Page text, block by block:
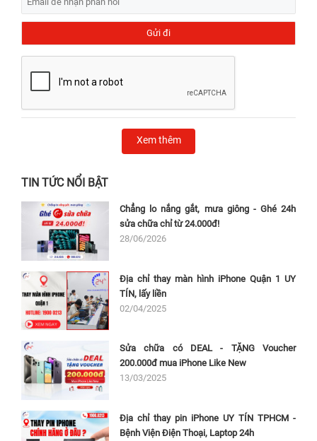
Xem thêm
TIN TỨC NỔI BẬT
Chẳng lo nắng gắt, mưa giông - Ghé 24h
sửa chữa chỉ từ 24.000đ!
28/06/2026
Địa chỉ thay màn hình iPhone Quận 1 UY
TÍN, lấy liền
02/04/2025
Sửa chữa có DEAL - TẶNG Voucher
200.000đ mua iPhone Like New
13/03/2025
Địa chỉ thay pin iPhone UY TÍN TPHCM -
Bệnh Viện Điện Thoại, Laptop 24h